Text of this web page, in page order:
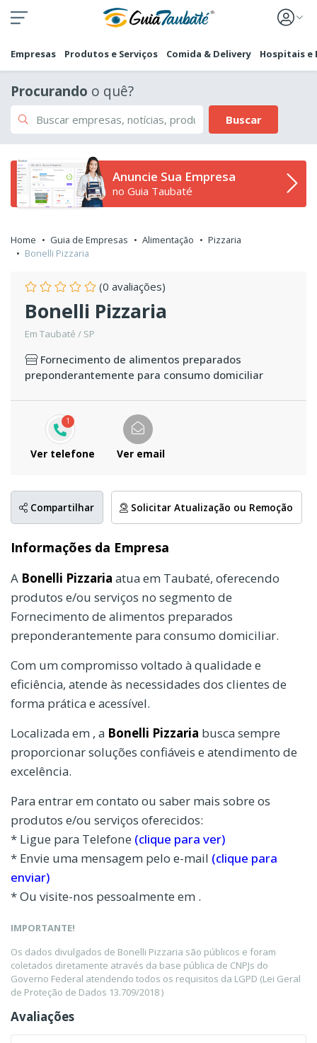
Empresas Produtos e Serviços Comida & Delivery Hospitais e
Procurando o quê?
Buscar
Anuncie Sua Empresa
no Guia Taubaté
Home Guia de Empresas Alimentação
Pizzaria
Bonelli Pizzaria
(0 avaliações)
Bonelli Pizzaria
Em Taubaté / SP
Fornecimento de alimentos preparados
preponderantemente para consumo domiciliar
1
Ver telefone Ver email
Compartilhar Solicitar Atualização ou Remoção
Informações da Empresa
A Bonelli Pizzaria atua em Taubaté, oferecendo
produtos e/ou serviços no segmento de
Fornecimento de alimentos preparados
preponderantemente para consumo domiciliar.
Com um compromisso voltado à qualidade e
eficiência, atende às necessidades dos clientes de
forma prática e acessível.
Localizada em , a Bonelli Pizzaria busca sempre
proporcionar soluções confiáveis e atendimento de
excelência.
Para entrar em contato ou saber mais sobre os
produtos e/ou serviços oferecidos:
* Ligue para Telefone (clique para ver)
* Envie uma mensagem pelo e-mail (clique para
enviar)
* Ou visite-nos pessoalmente em .
IMPORTANTE!
Os dados divulgados de Bonelli Pizzaria são públicos e foram
coletados diretamente através da base pública de CNPJs do
Governo Federal atendendo todos os requisitos da LGPD (Lei Geral
de Proteção de Dados 13.709/2018 )
Avaliações